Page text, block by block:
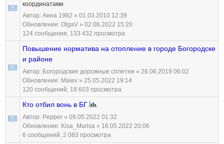
координатами
Автор: Анна 1982 » 01.03.2010 12:39
Обновление: OlgaV » 02.06.2022 15:20
124 сообщения, 133 432 просмотра
Повышение норматива на отопление в городе Богородске
и районе
Автор: Богородские дорожные сплетни » 26.06.2019 06:02
Обновление: Maiev » 25.05.2022 19:14
120 сообщений, 18 603 просмотра
Кто отбил вонь в БГ
Автор: Pepper » 09.05.2022 01:32
Обновление: Kisa_Murisa » 16.05.2022 20:06
6 сообщений, 2 083 просмотра